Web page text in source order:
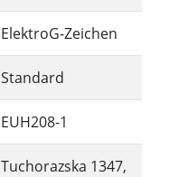
ElektroG-Zeichen
Standard
EUH208-1
Tuchorazska 1347,